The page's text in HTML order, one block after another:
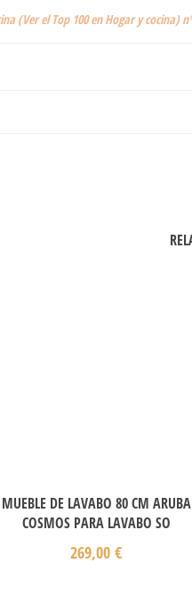
(Ver el Top 100 en Hogar y cocina)
MUEBLE DE LAVABO 80 CM ARUBA
COSMOS PARA LAVABO SO
269,00€